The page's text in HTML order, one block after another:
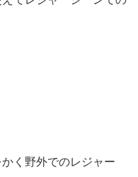
く野外でのレジャー